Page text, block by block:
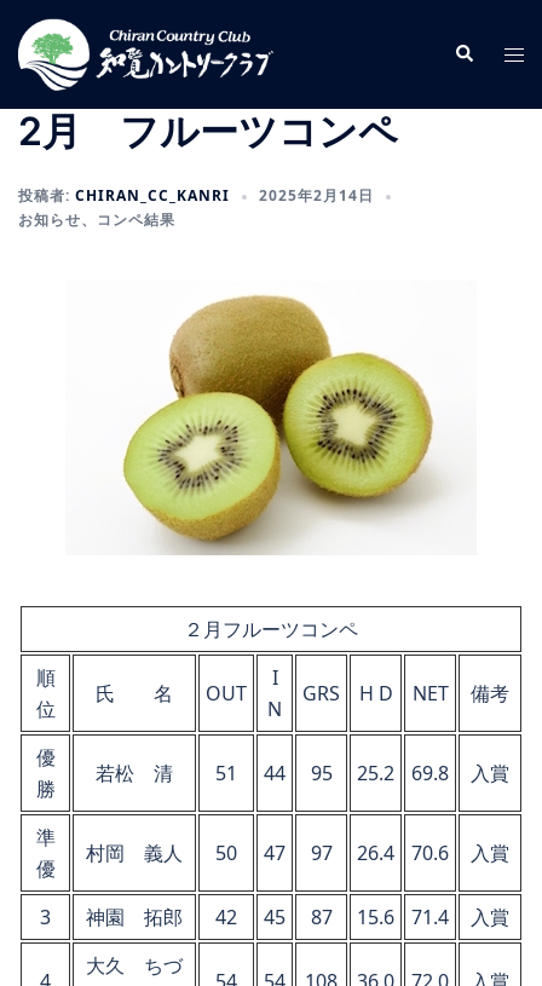
ン
検
索
ト
ル
2月 フルーツコンペ
投稿者: CHIRAN_CC_KANRI
2025年2月14日
お知らせ、 コンペ結果
２月フルーツコンペ
順
位
氏 名 OUT
I
N
GRS H D NET 備考
優
勝
若松 清 51 44 95 25.2 69.8 入賞
準
優
村岡 義人 50 47 97 26.4 70.6 入賞
3 神園 拓郎 42 45 87 15.6 71.4 入賞
大久 ちづ